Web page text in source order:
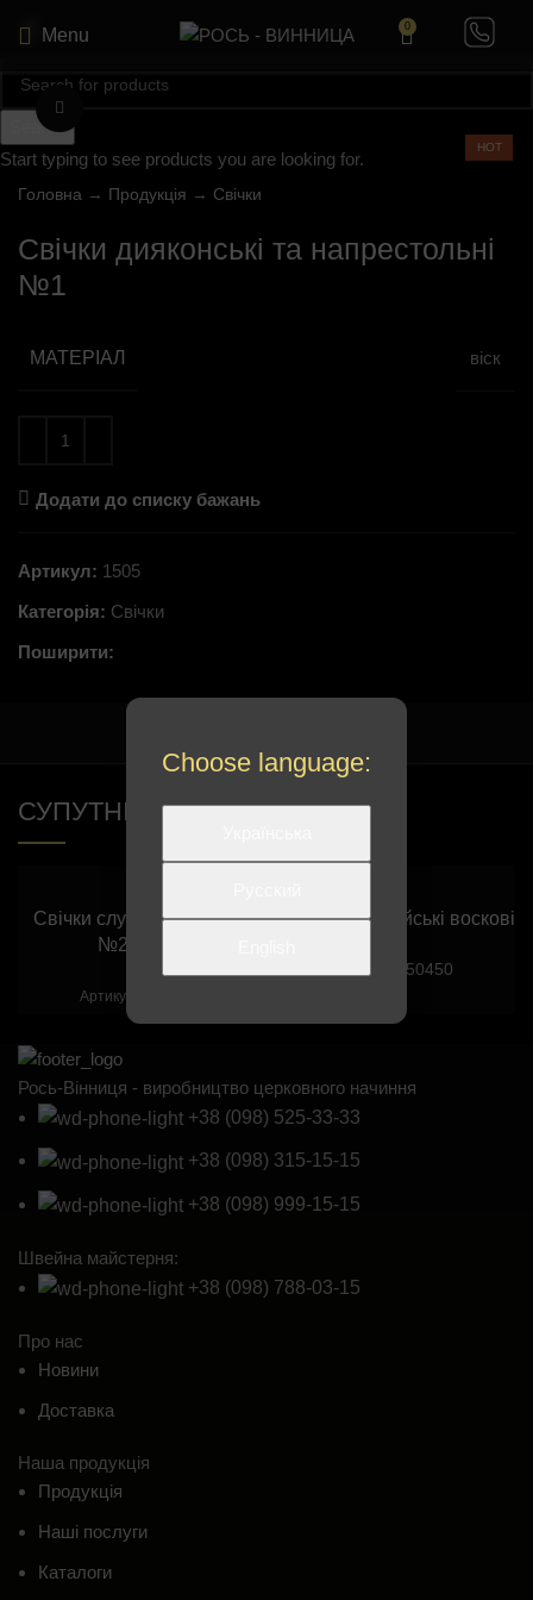
Menu 0
HOT
Головна → Продукція → Свічки
Свічки дияконські та напрестольні
№1
МАТЕРІАЛ віск
Додати до списку бажань
Артикул: 1505
Категорія: Свічки
Поширити:
СУПУТНІ ТОВАРИ
Свічки службові воскові
№20–140
Артикул:
Свічки архієрейські воскові
Артикул: 150450
Рось-Вінниця - виробництво церковного начиння
+38 (098) 525-33-33
+38 (098) 315-15-15
+38 (098) 999-15-15
Швейна майстерня:
+38 (098) 788-03-15
Про нас
Новини
Доставка
Наша продукція
Продукція
Наші послуги
Каталоги
Search
Start typing to see products you are looking for.
Choose language: